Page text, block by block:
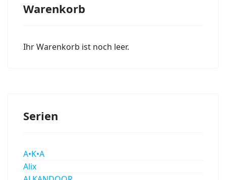
Warenkorb
Ihr Warenkorb ist noch leer.
Serien
A•K•A
Alix